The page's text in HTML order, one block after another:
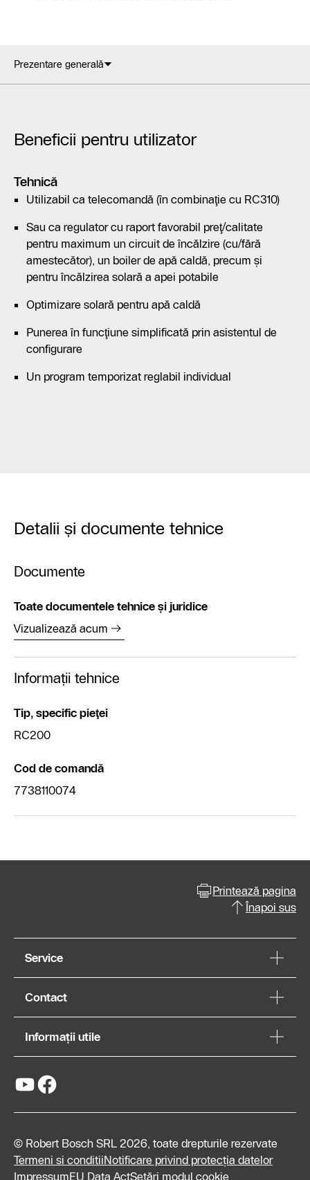
Prezentare generală
Beneficii pentru utilizator
Tehnică
Utilizabil ca telecomandă (în combinaţie cu RC310)
Sau ca regulator cu raport favorabil preţ/calitate
pentru maximum un circuit de încălzire (cu/fără
amestecător), un boiler de apă caldă, precum şi
pentru încălzirea solară a apei potabile
Optimizare solară pentru apă caldă
Punerea în funcţiune simplificată prin asistentul de
configurare
Un program temporizat reglabil individual
Detalii şi documente tehnice
Documente
Toate documentele tehnice și juridice
Vizualizează acum
Informații tehnice
Tip, specific pieţei
RC200
Cod de comandă
7738110074
Printează pagina
Înapoi sus
Service
Contact
Informații utile
© Robert Bosch SRL 2026, toate drepturile rezervate
Termeni si conditiiNotificare privind protecția datelor
ImpressumEU Data ActSetări modul cookie